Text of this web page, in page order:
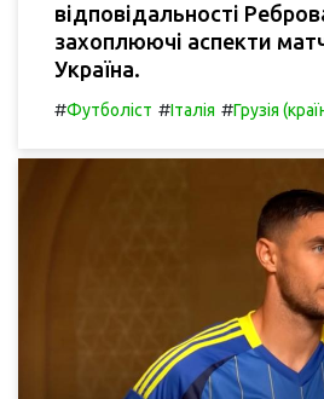
відповідальності
захоплюючі аспекти
Україна.
#Футболіст #Італія #Грузія